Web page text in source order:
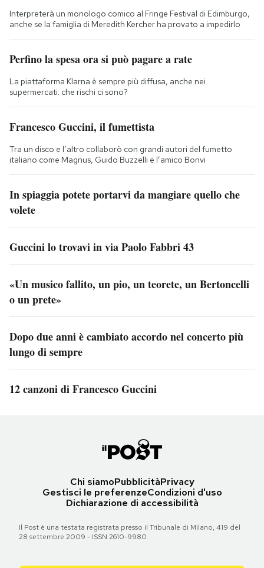
Interpreterà un monologo comico al Fringe Festival di Edimburgo,
anche se la famiglia di Meredith Kercher ha provato a impedirlo
Perfino la spesa ora si può pagare a rate
La piattaforma Klarna è sempre più diffusa, anche nei
supermercati: che rischi ci sono?
Francesco Guccini, il fumettista
Tra un disco e l’altro collaborò con grandi autori del fumetto
italiano come Magnus, Guido Buzzelli e l’amico Bonvi
In spiaggia potete portarvi da mangiare quello che
volete
Guccini lo trovavi in via Paolo Fabbri 43
«Un musico fallito, un pio, un teorete, un Bertoncelli
o un prete»
Dopo due anni è cambiato accordo nel concerto più
lungo di sempre
12 canzoni di Francesco Guccini
Chi siamoPubblicitàPrivacy
Gestisci le preferenzeCondizioni d'uso
Dichiarazione di accessibilità
Il Post è una testata registrata presso il Tribunale di Milano, 419 del
28 settembre 2009 - ISSN 2610-9980